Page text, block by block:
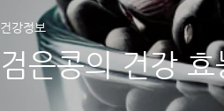
건강정보
검은콩의 건강